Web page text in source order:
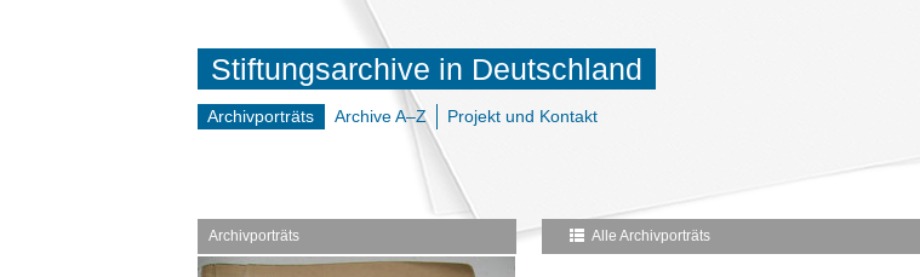
Stiftungsarchive in Deutschland
Archivporträts Archive A–Z Projekt und Kontakt
Archivporträts Alle Archivporträts